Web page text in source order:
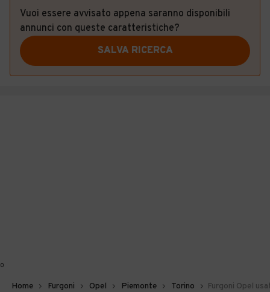
Vuoi essere avvisato appena saranno disponibili
annunci con queste caratteristiche?
SALVA RICERCA
0
Home Furgoni Opel Piemonte Torino Furgoni Opel